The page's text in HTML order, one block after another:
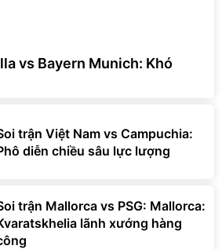
vs Bayern Munich: Khó
trận Việt Nam vs Campuchia:
diễn chiều sâu lực lượng
trận Mallorca vs PSG: Mallorca:
lãnh xướng hàng